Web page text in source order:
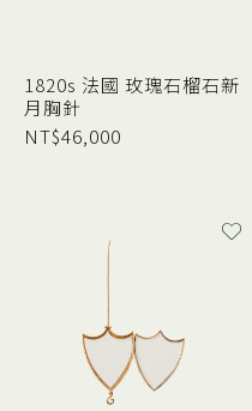
1820s 法國 玫瑰石榴石新
月胸針
NT$46,000